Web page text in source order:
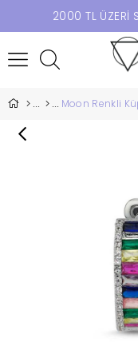
2000 TL ÜZERİ
Moon Renkli